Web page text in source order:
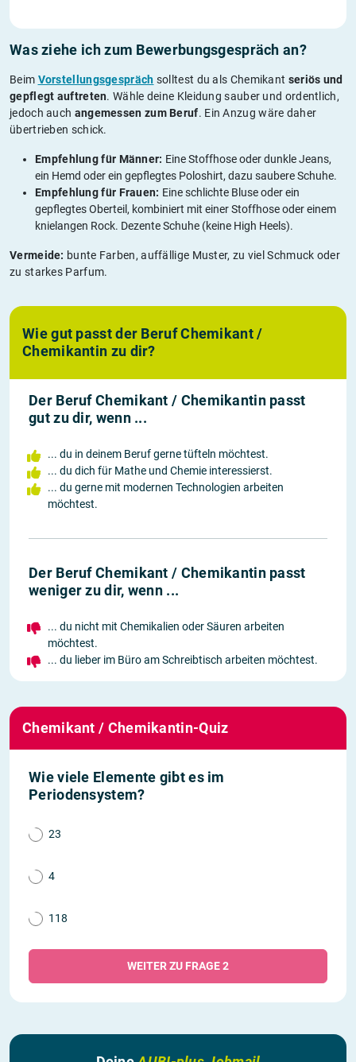
Was ziehe ich zum Bewerbungsgespräch an?
Beim Vorstellungsgespräch solltest du als Chemikant seriös und
gepflegt auftreten. Wähle deine Kleidung sauber und ordentlich,
jedoch auch angemessen zum Beruf. Ein Anzug wäre daher
übertrieben schick.
Empfehlung für Männer: Eine Stoffhose oder dunkle Jeans,
ein Hemd oder ein gepflegtes Poloshirt, dazu saubere Schuhe.
Empfehlung für Frauen: Eine schlichte Bluse oder ein
gepflegtes Oberteil, kombiniert mit einer Stoffhose oder einem
knielangen Rock. Dezente Schuhe (keine High Heels).
Vermeide: bunte Farben, auffällige Muster, zu viel Schmuck oder
zu starkes Parfum.
Wie gut passt der Beruf Chemikant /
Chemikantin zu dir?
Der Beruf Chemikant / Chemikantin passt
gut zu dir, wenn ...
... du in deinem Beruf gerne tüfteln möchtest.
... du dich für Mathe und Chemie interessierst.
... du gerne mit modernen Technologien arbeiten
möchtest.
Der Beruf Chemikant / Chemikantin passt
weniger zu dir, wenn ...
... du nicht mit Chemikalien oder Säuren arbeiten
möchtest.
... du lieber im Büro am Schreibtisch arbeiten möchtest.
Chemikant / Chemikantin-Quiz
Wie viele Elemente gibt es im
Periodensystem?
23
4
118
WEITER ZU FRAGE 2